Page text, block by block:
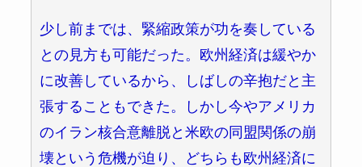
少し前までは、緊縮政策が功を奏している
との見方も可能だった。欧州経済は緩やか
に改善しているから、しばしの辛抱だと主
張することもできた。しかし今やアメリカ
のイラン核合意離脱と米欧の同盟関係の崩
壊という危機が迫り、どちらも欧州経済に